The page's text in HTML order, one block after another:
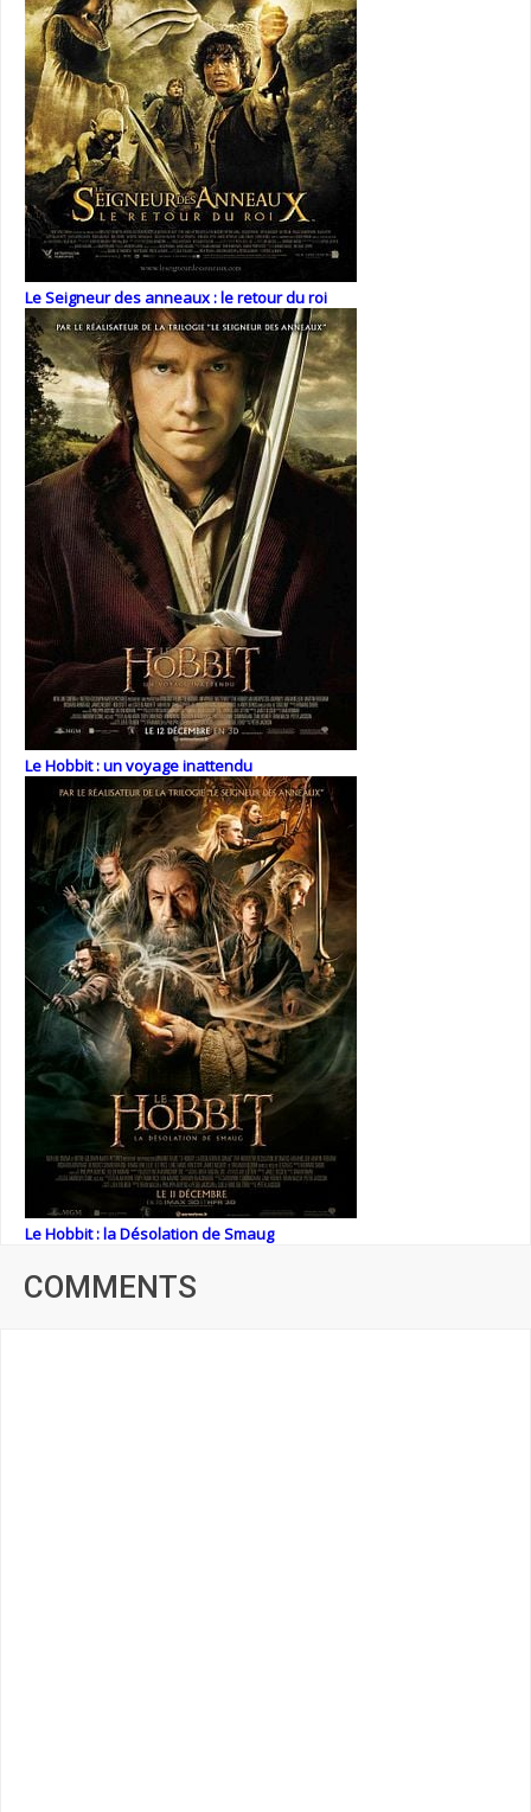
Le Seigneur des anneaux : le retour du roi
Le Hobbit : un voyage inattendu
Le Hobbit : la Désolation de Smaug
COMMENTS